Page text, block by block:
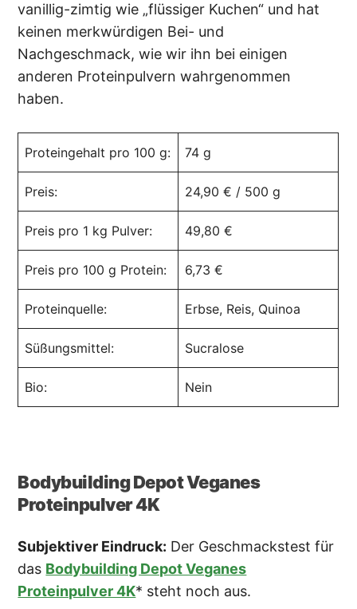
vanillig-zimtig wie „flüssiger Kuchen“ und hat
keinen merkwürdigen Bei- und
Nachgeschmack, wie wir ihn bei einigen
anderen Proteinpulvern wahrgenommen
haben.
Proteingehalt pro 100 g: 74 g
Preis: 24,90 € / 500 g
Preis pro 1 kg Pulver: 49,80 €
Preis pro 100 g Protein: 6,73 €
Proteinquelle: Erbse, Reis, Quinoa
Süßungsmittel: Sucralose
Bio: Nein
Bodybuilding Depot Veganes
Proteinpulver 4K
Subjektiver Eindruck: Der Geschmackstest für
das Bodybuilding Depot Veganes
Proteinpulver 4K* steht noch aus.